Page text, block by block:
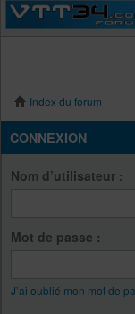
Index du forum
CONNEXION
Nom d’utilisateur :
Mot de passe :
J’ai oublié mon mot de